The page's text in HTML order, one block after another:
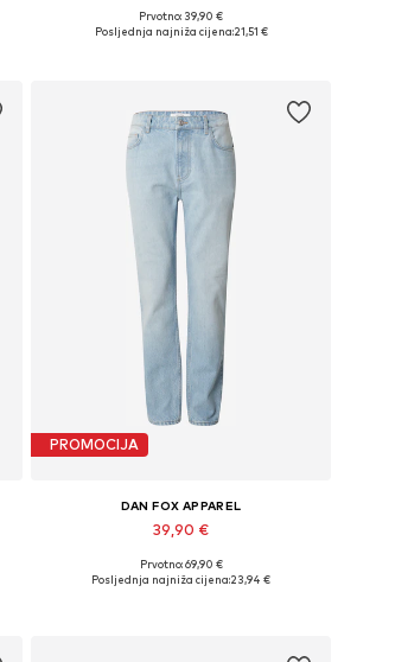
Dostupne veličine: M, L, XL, XXL
Prvotno: 39,90 €
Posljednja najniža cijena:21,51 €
PROMOCIJA
DAN FOX APPAREL
39,90 €
Dostupne veličine: 30, 31, 32, 33, 34, 36
Prvotno: 69,90 €
Posljednja najniža cijena:23,94 €